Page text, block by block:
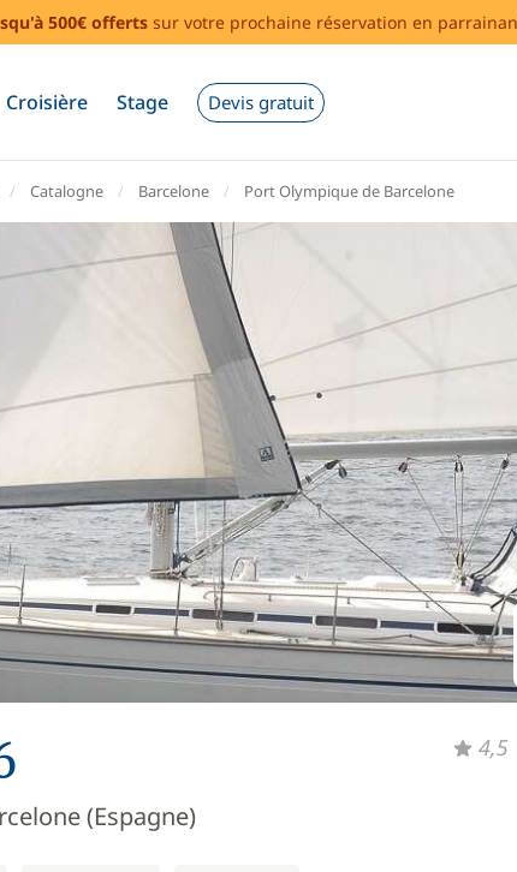
500€ offerts sur votre prochaine réservation en
Croisière Stage Devis gratuit
Catalogne Barcelone Port Olympique de Barcelone
(Espagne)
4,5